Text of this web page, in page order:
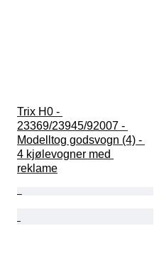
Trix H0 -
23369/23945/92007 -
Modelltog godsvogn (4) -
4 kjølevogner med
reklame